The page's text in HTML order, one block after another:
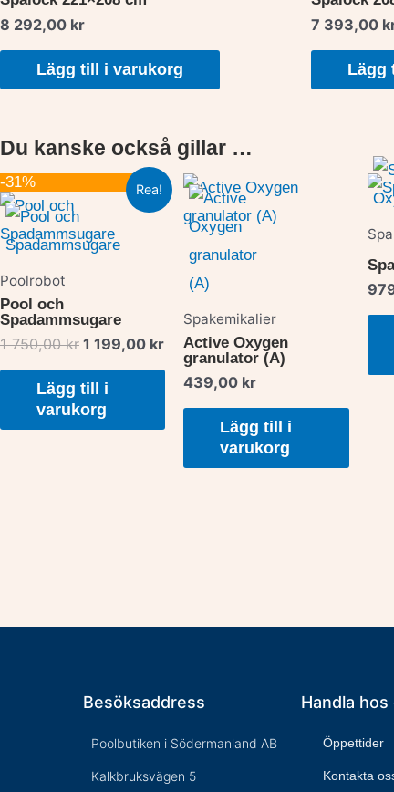
8 292,00 kr
Lägg till i varukorg
7 393,00
Lägg
Du kanske också gillar …
Rea!
-31%
Poolrobot
Pool och
Spadammsugare
1 750,00kr
ursprungliga
var:
1 199,00 kr
Det
nuvarande
priset
199,00 kr.
Lägg till i
varukorg
Spakemikalier
Active Oxygen
granulator (A)
439,00 kr
Lägg till i
varukorg
Besöksaddress
Poolbutiken i Södermanland AB
Kalkbruksvägen 5
Handla hos
Öppettider
Kontakta